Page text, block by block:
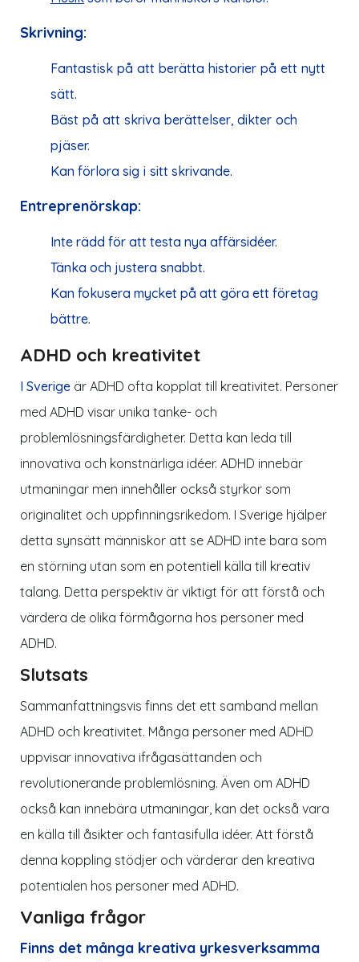
Skrivning:
Fantastisk på att berätta historier på ett nytt
sätt.
Bäst på att skriva berättelser, dikter och
pjäser.
Kan förlora sig i sitt skrivande.
Entreprenörskap:
Inte rädd för att testa nya affärsidéer.
Tänka och justera snabbt.
Kan fokusera mycket på att göra ett företag
bättre.
ADHD och kreativitet
I Sverige är ADHD ofta kopplat till kreativitet. Personer
med ADHD visar unika tanke- och
problemlösningsfärdigheter. Detta kan leda till
innovativa och konstnärliga idéer. ADHD innebär
utmaningar men innehåller också styrkor som
originalitet och uppfinningsrikedom. I Sverige hjälper
detta synsätt människor att se ADHD inte bara som
en störning utan som en potentiell källa till kreativ
talang. Detta perspektiv är viktigt för att förstå och
värdera de olika förmågorna hos personer med
ADHD.
Slutsats
Sammanfattningsvis finns det ett samband mellan
ADHD och kreativitet. Många personer med ADHD
uppvisar innovativa ifrågasättanden och
revolutionerande problemlösning. Även om ADHD
också kan innebära utmaningar, kan det också vara
en källa till åsikter och fantasifulla idéer. Att förstå
denna koppling stödjer och värderar den kreativa
potentialen hos personer med ADHD.
Vanliga frågor
Finns det många kreativa yrkesverksamma